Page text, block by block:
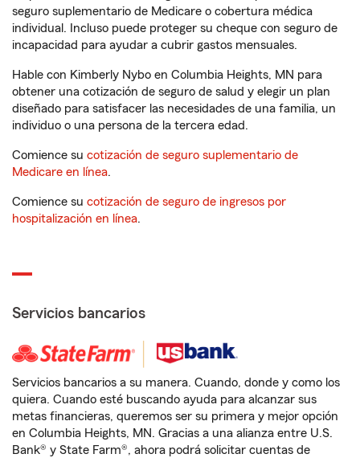
seguro suplementario de Medicare o cobertura médica
individual. Incluso puede proteger su cheque con seguro de
incapacidad para ayudar a cubrir gastos mensuales.
Hable con Kimberly Nybo en Columbia Heights, MN para
obtener una cotización de seguro de salud y elegir un plan
diseñado para satisfacer las necesidades de una familia, un
individuo o una persona de la tercera edad.
Comience su cotización de seguro suplementario de
Medicare en línea.
Comience su cotización de seguro de ingresos por
hospitalización en línea.
Servicios bancarios
Servicios bancarios a su manera. Cuando, donde y como los
quiera. Cuando esté buscando ayuda para alcanzar sus
metas financieras, queremos ser su primera y mejor opción
en Columbia Heights, MN. Gracias a una alianza entre U.S.
Bank® y State Farm®, ahora podrá solicitar cuentas de